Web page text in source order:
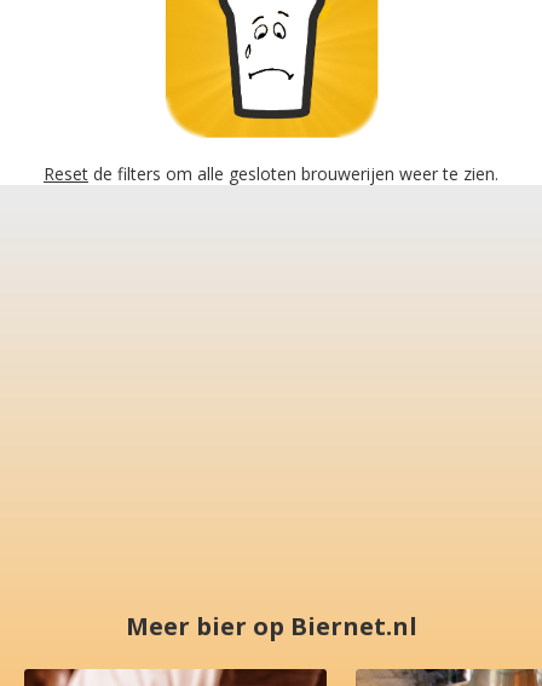
Reset de filters om alle gesloten brouwerijen weer te zien.
Meer bier op Biernet.nl